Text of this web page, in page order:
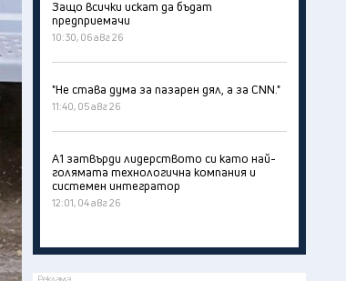
Защо всички искат да бъдат
предприемачи
10:30, 06 авг 26
"Не става дума за пазарен дял, а за CNN."
11:40, 05 авг 26
А1 затвърди лидерството си като най-
голямата технологична компания и
системен интегратор
12:01, 04 авг 26